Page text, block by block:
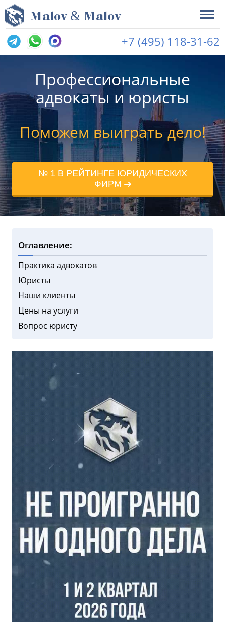
Malov & Malov
+7 (495) 118-31-62
Профессиональные
адвокаты и юристы
Поможем выиграть дело!
№ 1 В РЕЙТИНГЕ ЮРИДИЧЕСКИХ
ФИРМ
Оглавление:
Практика адвокатов
Юристы
Наши клиенты
Цены на услуги
Вопрос юристу